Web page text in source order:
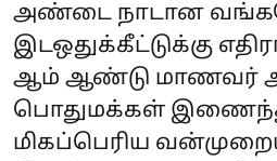
அண்டை நாடான
இடஒதுக்கீட்டுக்கு
ஆம் ஆண்டு மாணவர்
பொதுமக்கள் இணைந்து
மிகப்பெரிய